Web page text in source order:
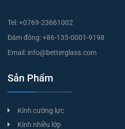
Tel:+0769-23661002
Đám đông:+86-135-0001-9198
Email: info@betterglass.com
Sản Phẩm
Kính cường lực
Kính nhiều lớp